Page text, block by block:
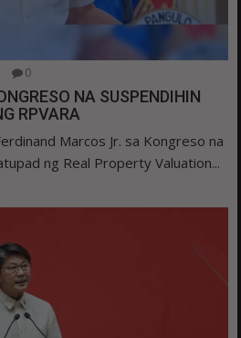
0
NA SUSPENDIHIN
RPVARA
Marcos Jr. sa Kongreso na
ng Real Property Valuation...